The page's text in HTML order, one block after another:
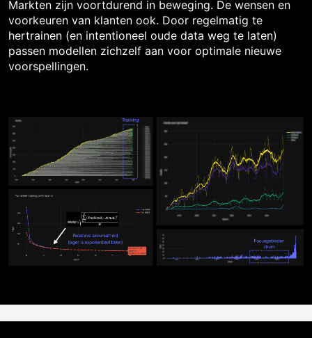
Markten zijn voortdurend in beweging. De wensen en
voorkeuren van klanten ook. Door regelmatig te
hertrainen (en intentioneel oude data weg te laten)
passen modellen zichzelf aan voor optimale nieuwe
voorspellingen.